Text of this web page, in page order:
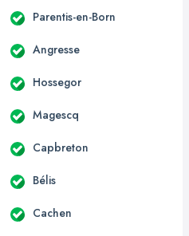
Parentis-en-Born
Angresse
Hossegor
Magescq
Capbreton
Bélis
Cachen